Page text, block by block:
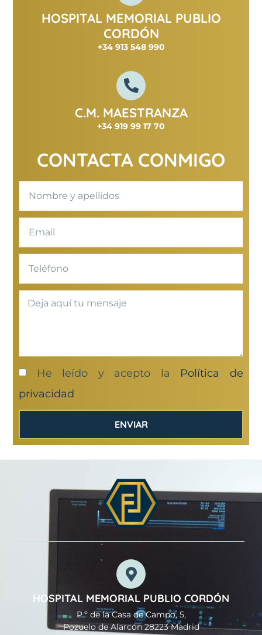
HOSPITAL MEMORIAL PUBLIO
CORDÓN
+34 913 548 990
C.M. MAESTRANZA
+34 919 99 17 70
CONTACTA CONMIGO
He leído y acepto la Política de
privacidad
ENVIAR
HOSPITAL MEMORIAL PUBLIO CORDÓN
P.º de la Casa de Campo, 5,
Pozuelo de Alarcón 28223 Madrid